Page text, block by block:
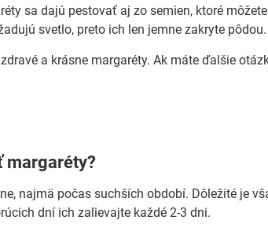
sa dajú pestovať aj zo semien, ktoré
svetlo, preto ich len jemne zakryte pôdou.
a krásne margaréty. Ak máte ďalšie
margaréty?
najmä počas suchších období. Dôležité je
dní ich zalievajte každé 2-3 dni.